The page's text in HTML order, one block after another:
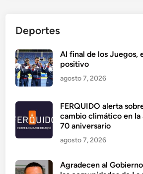
Deportes
Al final de los Juegos,
positivo
agosto 7, 2026
FERQUIDO alerta
cambio climático en la
70 aniversario
agosto 7, 2026
Agradecen al